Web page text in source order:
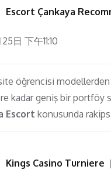
Escort Çankaya
日 下午11:10
öğrencisi
kadar geniş bir portföy
Escort konusunda
Kings Casino Turniere